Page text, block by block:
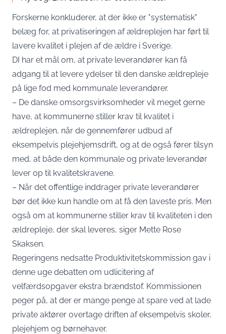
Forskerne konkluderer, at der ikke er "systematisk"
belæg for, at privatiseringen af ældreplejen har ført til
lavere kvalitet i plejen af de ældre i Sverige.
DI har et mål om, at private leverandører kan få
adgang til at levere ydelser til den danske ældrepleje
på lige fod med kommunale leverandører.
– De danske omsorgsvirksomheder vil meget gerne
have, at kommunerne stiller krav til kvalitet i
ældreplejen, når de gennemfører udbud af
eksempelvis plejehjemsdrift, og at de også fører tilsyn
med, at både den kommunale og private leverandør
lever op til kvalitetskravene.
– Når det offentlige inddrager private leverandører
bør det ikke kun handle om at få den laveste pris. Men
også om at kommunerne stiller krav til kvaliteten i den
ældrepleje, der skal leveres, siger Mette Rose
Skaksen.
Regeringens nedsatte Produktivitetskommission gav i
denne uge debatten om udlicitering af
velfærdsopgaver ekstra brændstof. Kommissionen
peger på, at der er mange penge at spare ved at lade
private aktører overtage driften af eksempelvis skoler,
plejehjem og børnehaver.